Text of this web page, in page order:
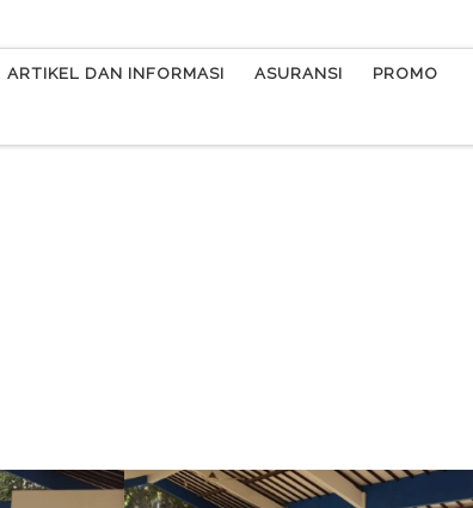
ARTIKEL DAN INFORMASI ASURANSI PROMO